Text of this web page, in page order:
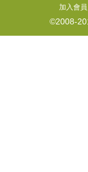
加入會員
©2008-